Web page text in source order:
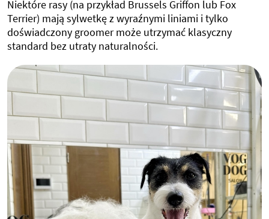
Niektóre rasy (na przykład Brussels Griffon lub Fox
Terrier) mają sylwetkę z wyraźnymi liniami i tylko
doświadczony groomer może utrzymać klasyczny
standard bez utraty naturalności.